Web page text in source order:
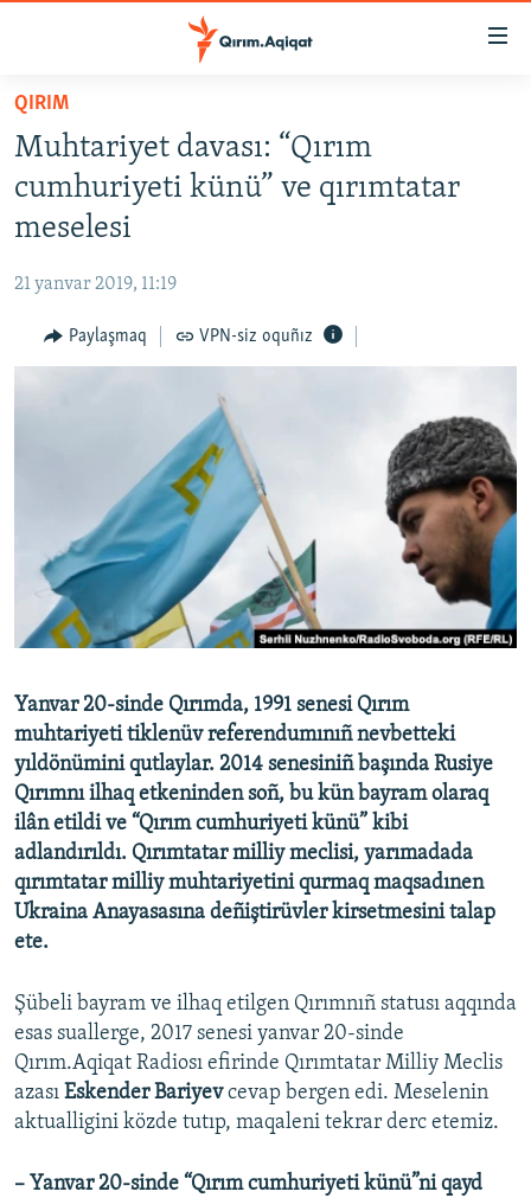
Esas
qaytmaq
Baş
navigatsiyağa
qaytmaq
Qıdıruvğa
qaytmaq
HABERLER
SİYASET
İQTİSADİYAT
MEDENİYET
İNSAN AQLARI
Русский
Українською
RFE/RS bütün saytları
QIRIM
Muhtariyet davası: “Qırım
cumhuriyeti künü” ve qırımtatar
meselesi
21 yanvar 2019, 11:19
Paylaşmaq VPN-siz oquñız
Yanvar 20-sinde Qırımda, 1991 senesi Qırım
muhtariyeti tiklenüv referendumınıñ nevbetteki
yıldönümini qutlaylar. 2014 senesiniñ başında Rusiye
Qırımnı ilhaq etkeninden soñ, bu kün bayram olaraq
ilân etildi ve “Qırım cumhuriyeti künü” kibi
adlandırıldı. Qırımtatar milliy meclisi, yarımadada
qırımtatar milliy muhtariyetini qurmaq maqsadınen
Ukraina Anayasasına deñiştirüvler kirsetmesini talap
ete.
Şübeli bayram ve ilhaq etilgen Qırımnıñ statusı aqqında
esas suallerge, 2017 senesi yanvar 20-sinde
Qırım.Aqiqat Radiosı efirinde Qırımtatar Milliy Meclis
azası Eskender Bariyevcevap bergen edi. Meselenin
aktualligini közde tutıp, maqaleni tekrar derc etemiz.
– Yanvar 20-sinde “Qırım cumhuriyeti künü”ni qayd